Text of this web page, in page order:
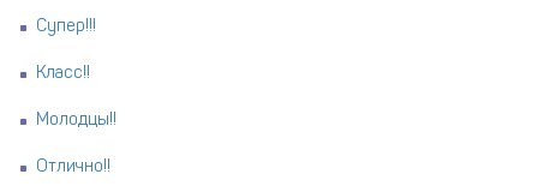
Супер!!!
Класс!!
Молодцы!!
Отлично!!